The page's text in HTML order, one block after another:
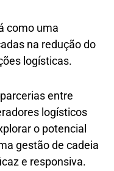
como uma
na redução do
logísticas.
entre
logísticos
o potencial
gestão de cadeia
e responsiva.